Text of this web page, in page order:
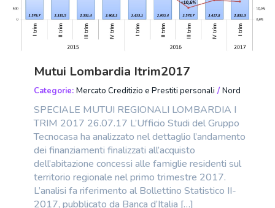
Mutui Lombardia Itrim2017
Categorie: Mercato Creditizio e Prestiti personali / Nord
SPECIALE MUTUI REGIONALI LOMBARDIA I
TRIM 2017 26.07.17 L’Ufficio Studi del Gruppo
Tecnocasa ha analizzato nel dettaglio l’andamento
dei finanziamenti finalizzati all’acquisto
dell’abitazione concessi alle famiglie residenti sul
territorio regionale nel primo trimestre 2017.
L’analisi fa riferimento al Bollettino Statistico II-
2017, pubblicato da Banca d’Italia […]